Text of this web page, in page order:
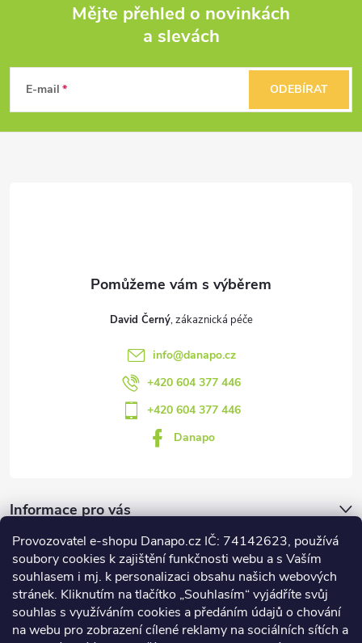
Provozovatel e-shopu Danapo.cz IČ: 74142623, používá
soubory cookies k zajištění funkčnosti webu a s Vaším
souhlasem i mj. k personalizaci obsahu našich webových
stránek. Kliknutím na tlačítko „Souhlasím“ vyjádříte svůj
souhlas s využíváním cookies a předáním údajů o chování
na webu pro zobrazení cílené reklamy na sociálních sítích a
p
Mějte přehled o novinkách
a slevách
E-mail ODEBÍRAT
David Černý
info@danapo.cz
+420 604 377 446
+420 604 377 446
Danapo
Informace pro vás
Dotazník
Co upřednosťnujete?
Počet hlasů:437